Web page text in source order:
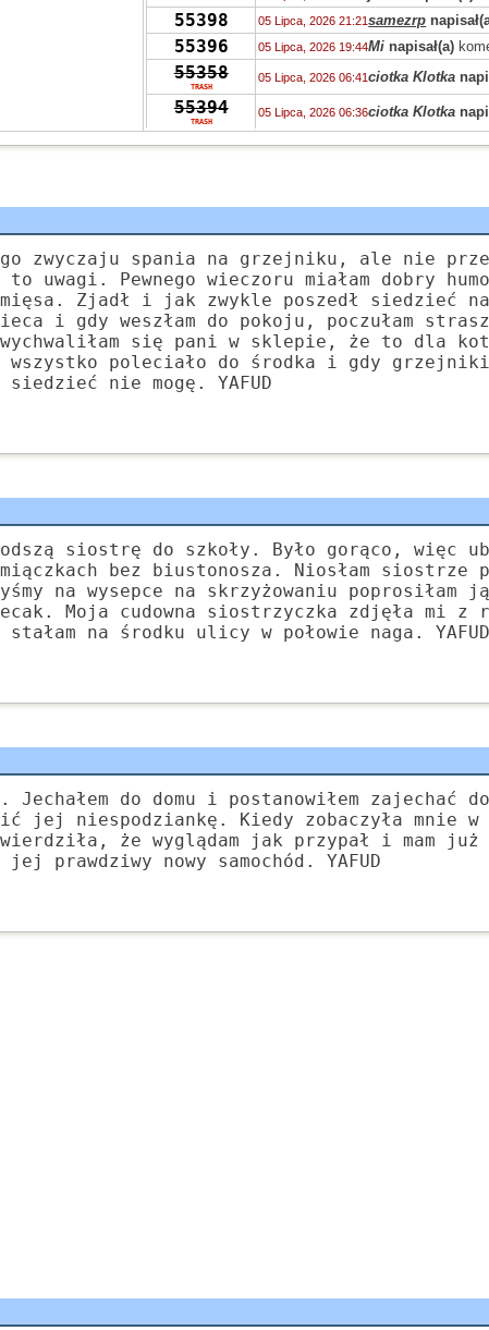
55398 05 Lipca, 2026 21:21samezrp
55396 05 Lipca, 2026 19:44Mi napisał(a)
55358
TRASH
05 Lipca, 2026 06:41ciotka Klotka
55394
TRASH
05 Lipca, 2026 06:36ciotka Klotka
55319 04 Lipca, 2026 15:04Peppone
55322
55319 02 Lipca, 2026 13:57Grejon napisał(a)
55347 02 Lipca, 2026 11:46 Bzhevxh napisał(a)
55319 02 Lipca, 2026 10:42Alicenapisał(a)
55319 02 Lipca, 2026 06:10Grejon napisał(a)
55391 01 Lipca, 2026 15:19
zwyczaju spania na grzejniku, ale nie
uwagi. Pewnego wieczoru miałam dobry
mięsa. Zjadł i jak zwykle poszedł siedzieć
i gdy weszłam do pokoju, poczułam
się pani w sklepie, że to dla
poleciało do środka i gdy
nie mogę. YAFUD
siostrę do szkoły. Było gorąco, więc
bez biustonosza. Niosłam siostrze
na wysepce na skrzyżowaniu
Moja cudowna siostrzyczka zdjęła
na środku ulicy w połowie naga. YAFUD
Jechałem do domu i postanowiłem zajechać
jej niespodziankę. Kiedy zobaczyła mnie w
że wyglądam jak przypał i mam
prawdziwy nowy samochód. YAFUD